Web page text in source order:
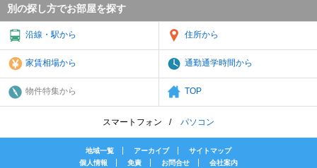
別の探し方でお部屋を探す
沿線・駅から 住所から
家賃相場から 通勤通学時間から
物件特集から TOP
スマートフォン パソコン
地域一覧 アーカイブ
サイトマップ
個人情報
免責 お問合せ 会社案内